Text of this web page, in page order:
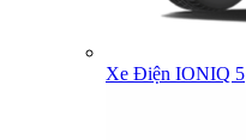
Xe Điện IONIQ 5